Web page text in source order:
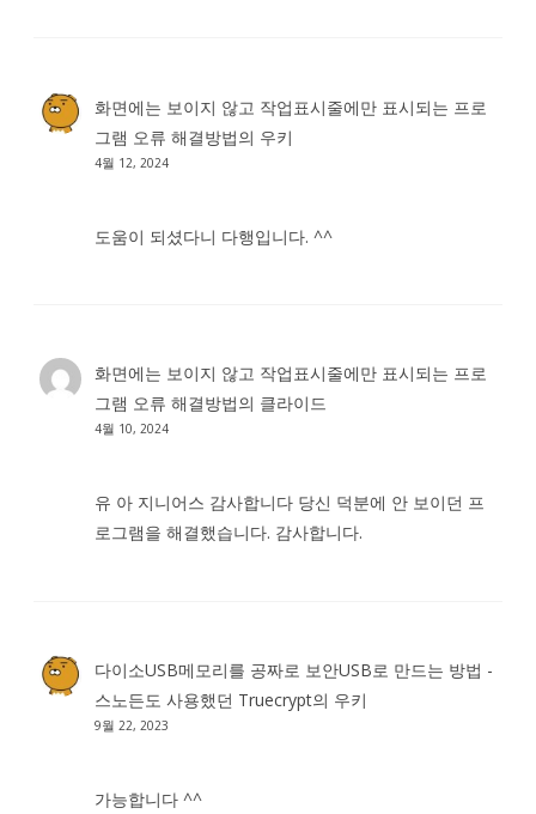
화면에는 보이지 않고 작업표시줄에만 표시되는 프로
그램 오류 해결방법의 우키
4월 12, 2024
도움이 되셨다니 다행입니다. ^^
화면에는 보이지 않고 작업표시줄에만 표시되는 프로
그램 오류 해결방법의 클라이드
4월 10, 2024
유 아 지니어스 감사합니다 당신 덕분에 안 보이던 프
로그램을 해결했습니다. 감사합니다.
다이소USB메모리를 공짜로 보안USB로 만드는 방법 -
스노든도 사용했던 Truecrypt의 우키
9월 22, 2023
가능합니다 ^^